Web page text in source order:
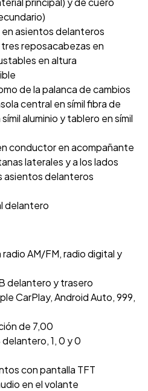
asientos delanteros
reposacabezas en
en altura
de la palanca de cambios
central en símil fibra de
aluminio y tablero en símil
conductor en acompañante
laterales y a los lados
asientos delanteros
delantero
AM/FM, radio digital y
delantero y trasero
CarPlay, Android Auto, 999,
de 7,00
1, 0 y 0
con pantalla TFT
en el volante